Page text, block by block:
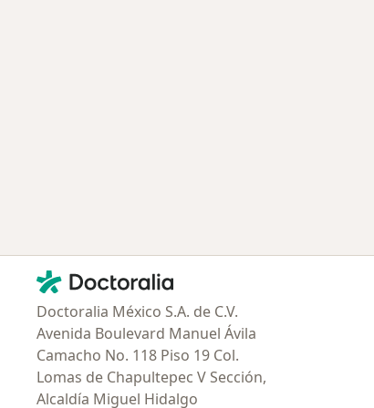
Contacto
Doctoralia - Página de inicio
Doctoralia México S.A. de C.V.
Avenida Boulevard Manuel Ávila
Camacho No. 118 Piso 19 Col.
Lomas de Chapultepec V Sección,
Alcaldía Miguel Hidalgo